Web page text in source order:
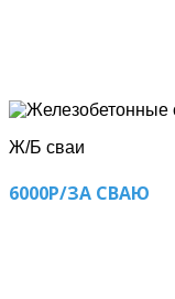
Ж/Б сваи
6000Р/ЗА СВАЮ